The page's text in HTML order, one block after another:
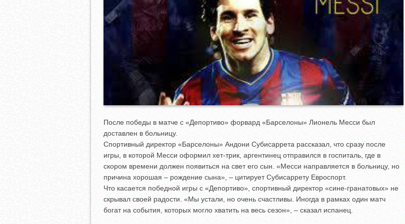
После победы в матче с «Депортиво» форвард «Барселоны» Лионель Месси был
доставлен в больницу.
Спортивный директор «Барселоны» Андони Субисаррета рассказал, что сразу после
игры, в которой Месси оформил хет-трик, аргентинец отправился в госпиталь, где в
скором времени должен появиться на свет его сын. «Месси направляется в больницу, но
причина хорошая – рождение сына», – цитирует Субисаррету Евроспорт.
Что касается победной игры с «Депортиво», спортивный директор «сине-гранатовых» не
скрывал своей радости. «Мы устали, но очень счастливы. Иногда в рамках один матч
богат на события, которых могло хватить на весь сезон», – сказал испанец.